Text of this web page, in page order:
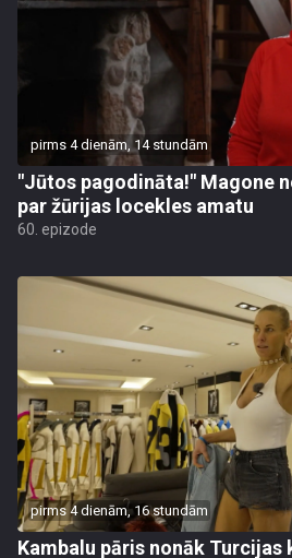
pirms 4 dienām, 14 stundām
"Jūtos pagodināta!" Magone
par žūrijas locekles amatu
60. epizode
pirms 4 dienām, 16 stundām
Kambalu pāris nonāk Turcijas